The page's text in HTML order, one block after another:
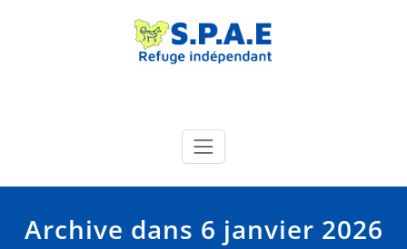
Archive dans 6 janvier 2026